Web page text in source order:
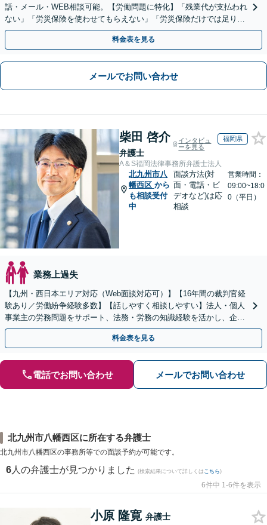
話・メール・WEB相談可能。【労働問題に特化】「残業代が支払われ
ない」「労災保険を使わせてもらえない」「労災保険だけでは足りな
い。損害賠償請求したい」など労働問題はお任せを。
料金表を見る
メールでお問い合わせ
柴田 啓介
弁護士
インタビュ
ーを見る
福岡県
A＆S福岡法律事務所弁護士法人
北九州市八
幡西区 から
も相談受付
中
面談方法(対
面・電話・ビ
デオなど)は応
相談
営業時間：
09:00~18:0
0（平日）
業務上過失
【九州・西日本エリア対応（Web面談対応可）】【16年間の裁判官経
験あり／労働紛争経験多数】【話しやすく相談しやすい】法人・個人
事業主の労務問題をサポート、法務・労務の知識経験を活かし、企業
側から御社の労働問題解決に尽力します。
料金表を見る
電話でお問い合わせ メールでお問い合わせ
北九州市八幡西区に所在する弁護士
北九州市八幡西区の事務所等での面談予約が可能です。
6 人の弁護士が見つかりました (検索結果について詳しくは こちら)
6件中 1-6件を表示
小原 隆寛 弁護士